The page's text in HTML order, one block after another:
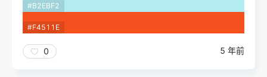
#B2EBF2
#F4511E
0 5 年前